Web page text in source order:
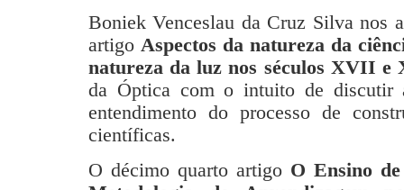
Boniek Venceslau da Cruz Silva nos
artigoAspectos da natureza da
natureza da luz nos séculos XVII
da Óptica com o intuito de discutir
entendimento do processo de
científicas.
O décimo quarto artigo O Ensino